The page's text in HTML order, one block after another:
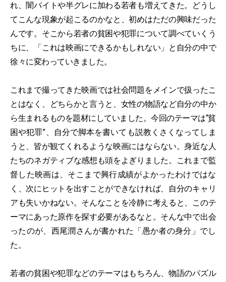
れ、闇バイトや半グレに加わる若者も増えてきた。どうし
てこんな現象が起こるのかなと、初めはただの興味だった
んです。そこから若者の貧困や犯罪について調べていくう
ちに、「これは映画にできるかもしれない」と自分の中で
徐々に変わっていきました。
これまで撮ってきた映画では社会問題をメインで扱ったこ
とはなく、どちらかと言うと、女性の物語など自分の中か
ら生まれるものを題材にしていました。今回のテーマは“貧
困や犯罪”、自分で脚本を書いても説教くさくなってしま
うと、皆が観てくれるような映画にはならない。身近な人
たちのネガティブな感想も頭をよぎりました。これまで監
督した映画は、そこまで興行成績がよかったわけではな
く、次にヒットを出すことができなければ、自分のキャリ
アも失いかねない。そんなことを冷静に考えると、このテ
ーマにあった原作を探す必要があるなと。そんな中で出会
ったのが、西尾潤さんが書かれた「愚か者の身分」でし
た。
若者の貧困や犯罪などのテーマはもちろん、物語のパズル